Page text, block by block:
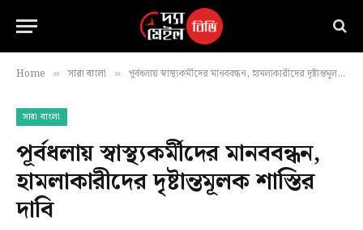
Home » সারা বাংলা » পূর্বধলায় স্বাস্থ্যকর্মীদের মানববন্ধন, হামলাকারীদের দৃষ্টান্তমূলক শাস্তির দাবি
সারা বাংলা
পূর্বধলায় স্বাস্থ্যকর্মীদের মানববন্ধন,
হামলাকারীদের দৃষ্টান্তমূলক শাস্তির
দাবি